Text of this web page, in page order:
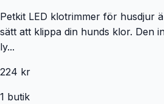
Petkit LED klotrimmer för husdjur
sätt att klippa din hunds klor. Den
ly...
224 kr
1 butik